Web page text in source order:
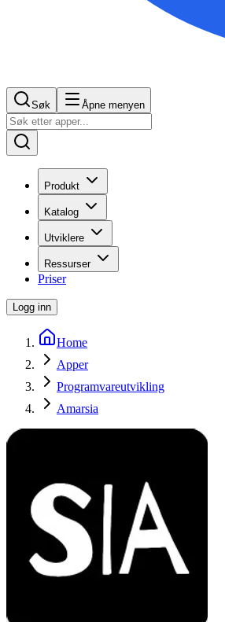
Søk Åpne menyen
Produkt
Katalog
Utviklere
Ressurser
Priser
Logg inn
Home
Apper
Programvareutvikling
Amarsia